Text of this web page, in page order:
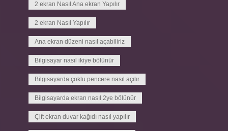
2 ekran Nasıl Ana ekran Yapılır
2 ekran Nasıl Yapılır
Ana ekran düzeni nasıl açabiliriz
Bilgisayar nasıl ikiye bölünür
Bilgisayarda çoklu pencere nasıl açılır
Bilgisayarda ekran nasıl 2ye bölünür
Çift ekran duvar kağıdı nasıl yapılır